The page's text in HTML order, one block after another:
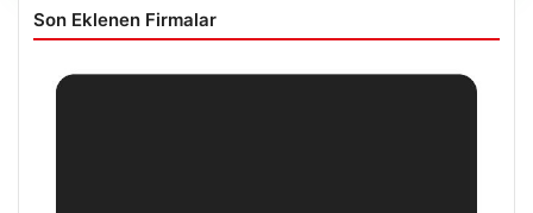
Son Eklenen Firmalar